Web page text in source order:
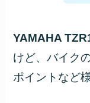
YAMAHA
けど、バイク
ポイントなど